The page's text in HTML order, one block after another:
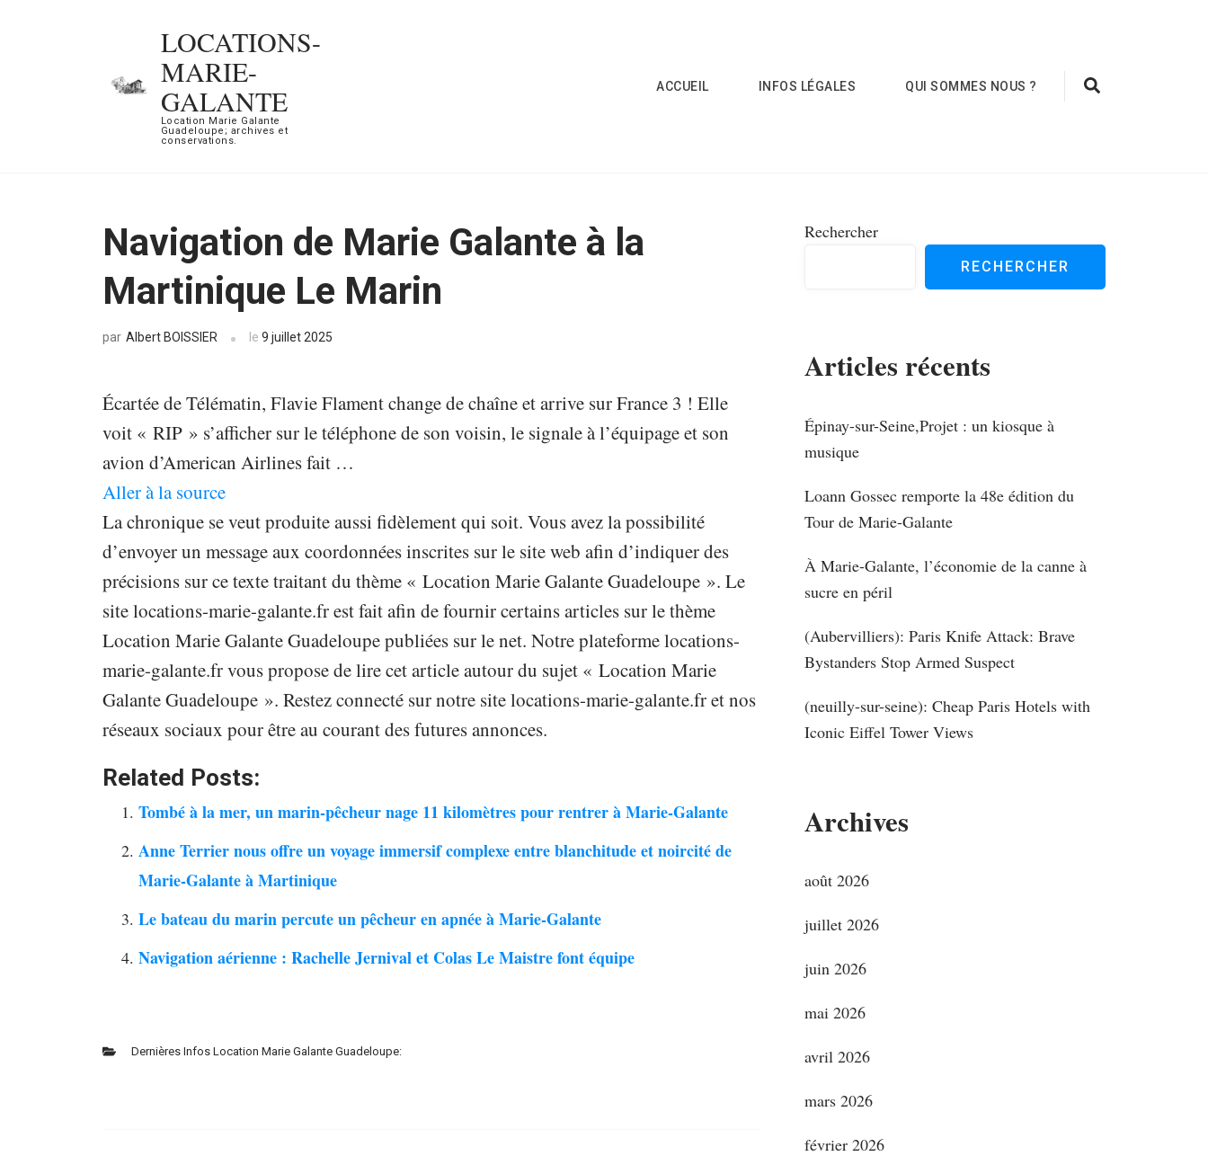
LOCATIONS-
MARIE-
GALANTE
Location Marie Galante
Guadeloupe; archives et
conservations.
ACCUEIL INFOS LÉGALES QUI SOMMES NOUS ?
Navigation de Marie Galante à la
Martinique Le Marin
par Albert BOISSIER le 9 juillet 2025
Écartée de Télématin, Flavie Flament change de chaîne et arrive sur France 3 ! Elle
voit « RIP » s’afficher sur le téléphone de son voisin, le signale à l’équipage et son
avion d’American Airlines fait …
Aller à la source
La chronique se veut produite aussi fidèlement qui soit. Vous avez la possibilité
d’envoyer un message aux coordonnées inscrites sur le site web afin d’indiquer des
précisions sur ce texte traitant du thème « Location Marie Galante Guadeloupe ». Le
site locations-marie-galante.fr est fait afin de fournir certains articles sur le thème
Location Marie Galante Guadeloupe publiées sur le net. Notre plateforme locations-
marie-galante.fr vous propose de lire cet article autour du sujet « Location Marie
Galante Guadeloupe ». Restez connecté sur notre site locations-marie-galante.fr et nos
réseaux sociaux pour être au courant des futures annonces.
Related Posts:
Tombé à la mer, un marin-pêcheur nage 11 kilomètres pour rentrer à Marie-Galante
Anne Terrier nous offre un voyage immersif complexe entre blanchitude et noircité de
Marie-Galante à Martinique
Le bateau du marin percute un pêcheur en apnée à Marie-Galante
Navigation aérienne : Rachelle Jernival et Colas Le Maistre font équipe
Dernières Infos Location Marie Galante Guadeloupe:
Rechercher
RECHERCHER
Articles récents
Épinay-sur-Seine,Projet : un kiosque à
musique
Loann Gossec remporte la 48e édition du
Tour de Marie-Galante
À Marie-Galante, l’économie de la canne à
sucre en péril
(Aubervilliers): Paris Knife Attack: Brave
Bystanders Stop Armed Suspect
(neuilly-sur-seine): Cheap Paris Hotels with
Iconic Eiffel Tower Views
Archives
août 2026
juillet 2026
juin 2026
mai 2026
avril 2026
mars 2026
février 2026